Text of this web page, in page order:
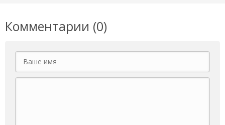
Комментарии (0)